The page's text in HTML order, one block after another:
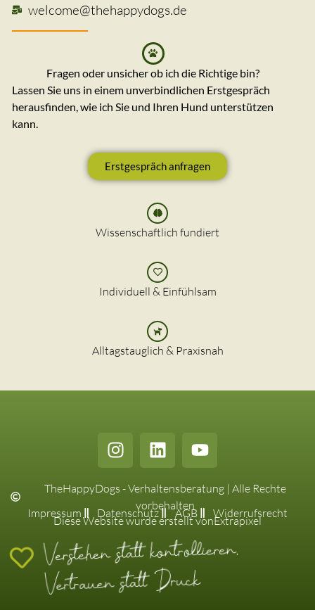
welcome@thehappydogs.de
Fragen oder unsicher ob ich die Richtige bin?
Lassen Sie uns in einem unverbindlichen Erstgespräch
herausfinden, wie ich Sie und Ihren Hund unterstützen
kann.
Erstgespräch anfragen
Wissenschaftlich fundiert
Individuell & Einfühlsam
Alltagstauglich & Praxisnah
TheHappyDogs - Verhaltensberatung | Alle Rechte
vorbehalten
Impressum Datenschutz AGB Widerrufsrecht
Diese Website wurde erstellt vonExtrapixel
Verstehen statt kontrollieren,
Vertrauen statt Druck